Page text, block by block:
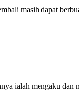
masih dapat
ialah mengaku dan